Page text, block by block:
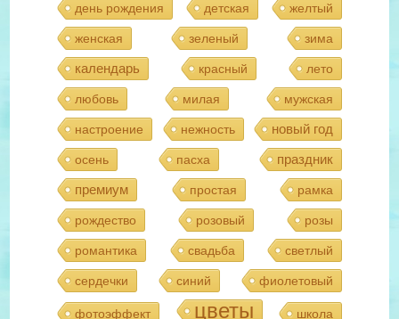
день рождения детская желтый
женская зеленый зима
календарь красный лето
любовь милая мужская
настроение нежность новый год
осень пасха
праздник
премиум
простая рамка
рождество розовый розы
романтика свадьба светлый
сердечки синий фиолетовый
фотоэффект цветы школа